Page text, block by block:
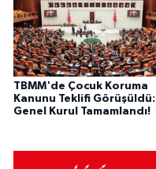
TBMM'de Çocuk Koruma
Kanunu Teklifi Görüşüldü:
Genel Kurul Tamamlandı!